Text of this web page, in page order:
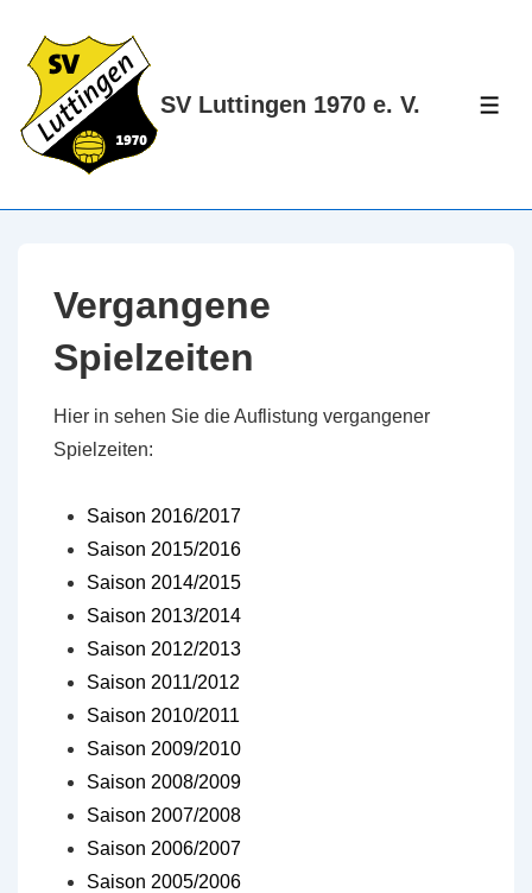
Zum
Inhalt
SV Luttingen 1970 e. V.
Vergangene
Spielzeiten
Hier in sehen Sie die Auflistung vergangener
Spielzeiten:
Saison 2016/2017
Saison 2015/2016
Saison 2014/2015
Saison 2013/2014
Saison 2012/2013
Saison 2011/2012
Saison 2010/2011
Saison 2009/2010
Saison 2008/2009
Saison 2007/2008
Saison 2006/2007
Saison 2005/2006